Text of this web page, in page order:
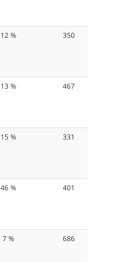
12 % 350
13 % 467
15 % 331
46 % 401
7 % 686